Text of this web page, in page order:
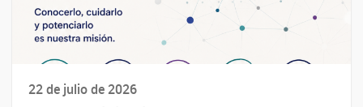
22 de julio de 2026